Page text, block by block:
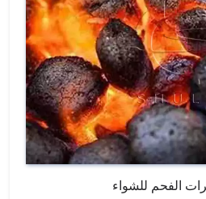
الفحم للشواء